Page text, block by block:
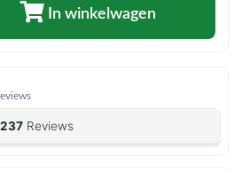
In winkelwagen